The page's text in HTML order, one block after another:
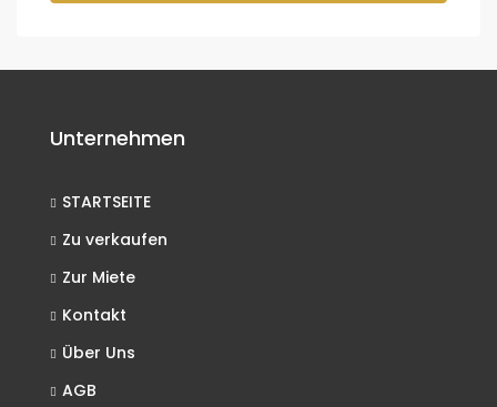
Unternehmen
STARTSEITE
Zu verkaufen
Zur Miete
Kontakt
Über Uns
AGB